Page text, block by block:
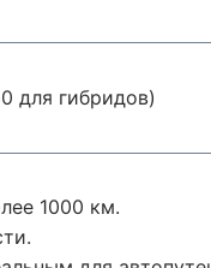
для гибридов)
1000 км.